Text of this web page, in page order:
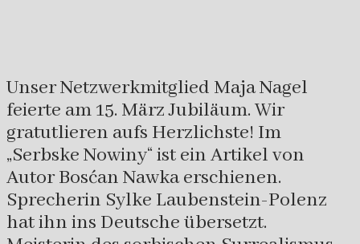
Unser Netzwerkmitglied Maja Nagel
feierte am 15. März Jubiläum. Wir
gratutlieren aufs Herzlichste! Im
„Serbske Nowiny“ ist ein Artikel von
Autor Bosćan Nawka erschienen.
Sprecherin Sylke Laubenstein-Polenz
hat ihn ins Deutsche übersetzt.